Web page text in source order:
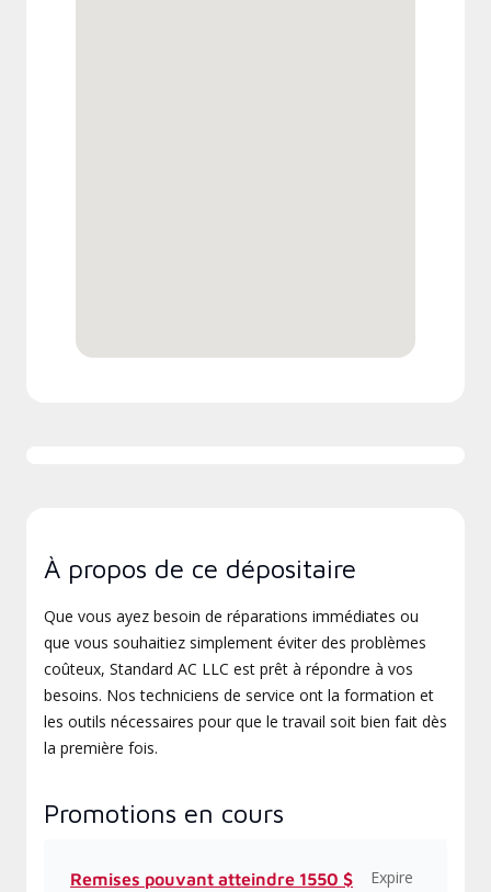
À propos de ce dépositaire
Que vous ayez besoin de réparations immédiates ou
que vous souhaitiez simplement éviter des problèmes
coûteux, Standard AC LLC est prêt à répondre à vos
besoins. Nos techniciens de service ont la formation et
les outils nécessaires pour que le travail soit bien fait dès
la première fois.
Promotions en cours
Remises pouvant atteindre 1550 $
Expire